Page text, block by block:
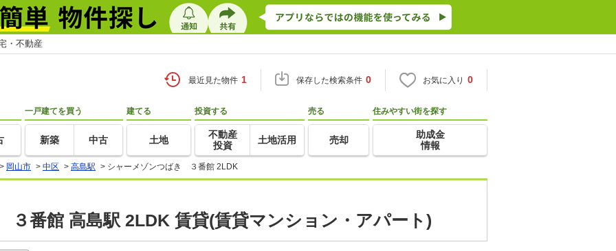
・不動産
最近見た物件 1 保存した検索条件 0 お気に入り 0
一戸建てを買う
新築 中古
建てる
土地
投資する
不動産
投資
土地活用
売る
売却
住みやすい街を探す
助成金
情報
> 岡山市 > 中区 > 高島駅 > シャーメゾンつばき ３番館 2LDK
番館 高島駅 2LDK 賃貸(賃貸マンション・アパート)